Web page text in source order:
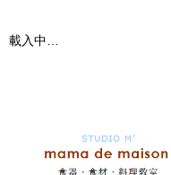
載入中…